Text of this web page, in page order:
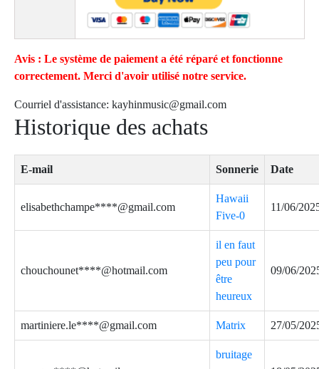
Avis : Le système de paiement a été réparé et fonctionne
correctement. Merci d'avoir utilisé notre service.
Courriel d'assistance: kayhinmusic@gmail.com
Historique des achats
E-mail Sonnerie Date
elisabethchampe****@gmail.com
Hawaii
Five-0
11/06/
chouchounet****@hotmail.com
il en faut
peu pour
être
heureux
09/06/
martiniere.le****@gmail.com Matrix 27/05/
bruitage